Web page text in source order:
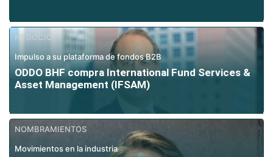
NEGOCIO
Impulso a su plataforma de fondos B2B
ODDO BHF compra International Fund Services &
Asset Management (IFSAM)
NOMBRAMIENTOS
Movimientos en la industria